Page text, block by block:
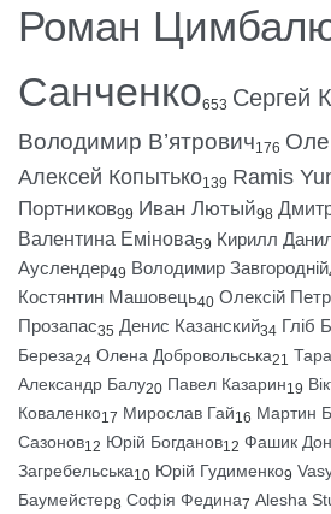
Роман
Санченко653 Сергей
Володимир В’ятрович176
Алексей Копытько139 Ramis
Портников99 Иван Лютый98
Валентина Емінова59 Кирилл
Ауслендер49 Володимир Завгородній
Костянтин Машовець40 Олексій
Прозапас35 Денис Казанский34 Гліб
Береза24 Олена Добровольська21
Александр Балу20 Павел Казарин19
Коваленко17 Мирослав Гай16 Мартин
Сазонов12 Юрій Богданов12 Фашик
Загребельська10 Юрій Гудименко9
Баумейстер8 Софія Федина7 Alesha